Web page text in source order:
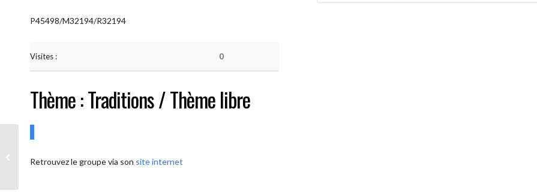
P45498/M32194/R32194
Visites : 0
Thème : Traditions / Thème libre
Retrouvez le groupe via son site internet
libre)